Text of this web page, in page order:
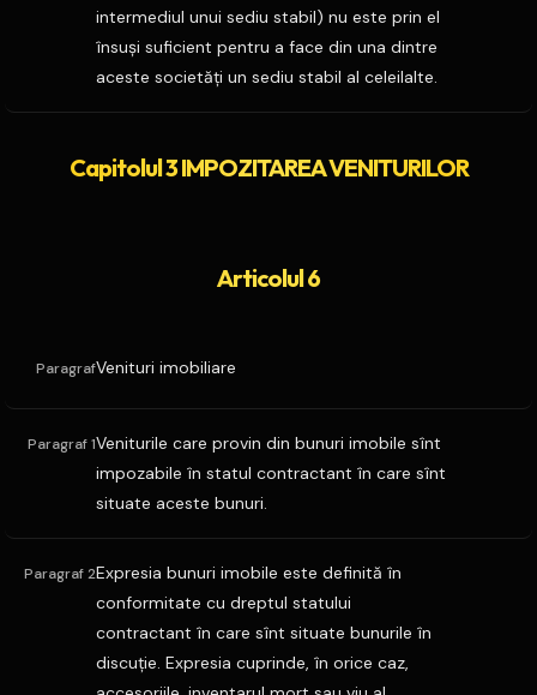
intermediul unui sediu stabil) nu este prin el
însuşi suficient pentru a face din una dintre
aceste societăţi un sediu stabil al celeilalte.
Capitolul 3 IMPOZITAREA VENITURILOR
Articolul 6
ParagrafVenituri imobiliare
Paragraf 1Veniturile care provin din bunuri imobile sînt
impozabile în statul contractant în care sînt
situate aceste bunuri.
Paragraf 2Expresia bunuri imobile este definită în
conformitate cu dreptul statului
contractant în care sînt situate bunurile în
discuţie. Expresia cuprinde, în orice caz,